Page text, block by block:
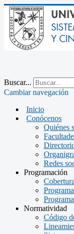
Buscar...
Cambiar navegación
Inicio
Conócenos
Quiénes
Redes
Programación
Normatividad
Código